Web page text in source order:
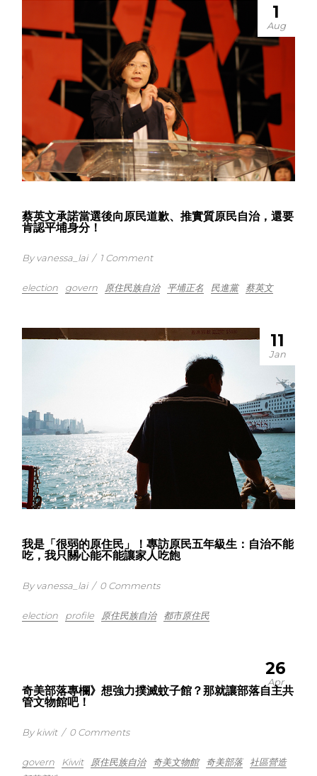
1
Aug
蔡英文承諾當選後向原民道歉、推實質原民自治，還要
肯認平埔身分！
By vanessa_lai / 1 Comment
election govern 原住民族自治 平埔正名 民進黨 蔡英文
11
Jan
我是「很弱的原住民」！專訪原民五年級生：自治不能
吃，我只關心能不能讓家人吃飽
By vanessa_lai / 0 Comments
election profile 原住民族自治 都市原住民
26
Apr
奇美部落專欄》想強力撲滅蚊子館？那就讓部落自主共
管文物館吧！
By kiwit / 0 Comments
govern Kiwit 原住民族自治 奇美文物館 奇美部落
社區營造